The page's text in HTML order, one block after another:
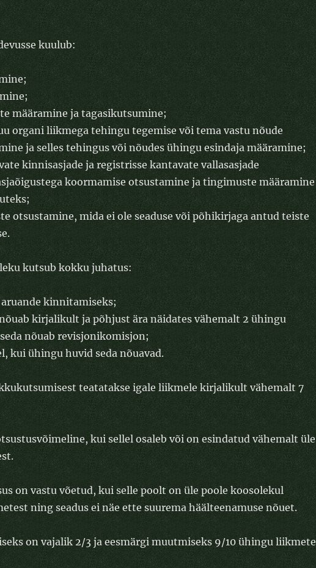
kuulub:
määramine ja tagasikutsumine;
organi liikmega tehingu tegemise või tema vastu nõude
ja selles tehingus või nõudes ühingu esindaja määramine;
kinnisasjade ja registrisse kantavate vallasasjade
koormamise otsustamine ja tingimuste määramine
otsustamine, mida ei ole seaduse või põhikirjaga antud teiste
kutsub kokku juhatus:
kinnitamiseks;
kirjalikult ja põhjust ära näidates vähemalt 2 ühingu
nõuab revisjonikomisjon;
kui ühingu huvid seda nõuavad.
teatatakse igale liikmele kirjalikult vähemalt 7
kui sellel osaleb või on esindatud vähemalt üle
on vastu võetud, kui selle poolt on üle poole koosolekul
ning seadus ei näe ette suurema häälteenamuse nõuet.
on vajalik 2/3 ja eesmärgi muutmiseks 9/10 ühingu liikmete